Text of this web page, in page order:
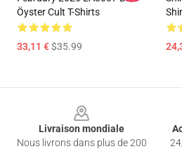
Öyster Cult T-Shirts
33,11 €$35.99
Livraison mondiale
Nous livrons dans plus de 200